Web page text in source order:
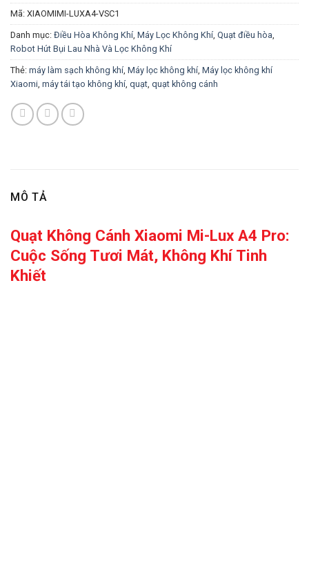
Mã: XIAOMIMI-LUXA4-VSC1
Danh mục: Điều Hòa Không Khí, Máy Lọc Không Khí, Quạt điều hòa
Robot Hút Bụi Lau Nhà Và Lọc Không Khí
Thẻ: máy làm sạch không khí, Máy lọc không khí, Máy lọc không khí
Xiaomi máy tái tạo không khí, quạt, quạt không cánh
MÔ TẢ
Quạt Không Cánh Xiaomi Mi-Lux A4 Pro:
Cuộc Sống Tươi Mát, Không Khí Tinh
Khiết